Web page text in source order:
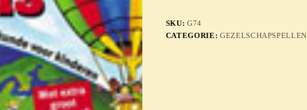
SKU:G74
CATEGORIE: GEZELSCHAPSPELLEN